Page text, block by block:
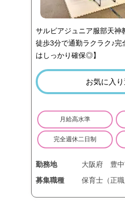
サルビアジュニア服部天神
徒歩3分で通勤ラクラク♪完
はしっかり確保◎】
お気に入
月給高水準
完全週休二日制
勤務地 大阪府
豊
募集職種
保育士（正職